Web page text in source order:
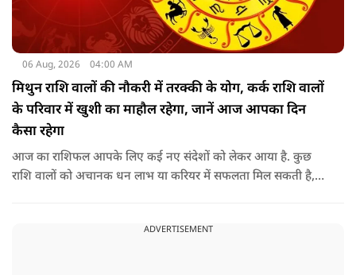
06 Aug, 2026 04:00 AM
मिथुन राशि वालों की नौकरी में तरक्की के योग, कर्क राशि वालों
के परिवार में खुशी का माहौल रहेगा, जानें आज आपका दिन
कैसा रहेगा
आज का राशिफल आपके लिए कई नए संदेशों को लेकर आया है. कुछ
राशि वालों को अचानक धन लाभ या करियर में सफलता मिल सकती है,
ADVERTISEMENT